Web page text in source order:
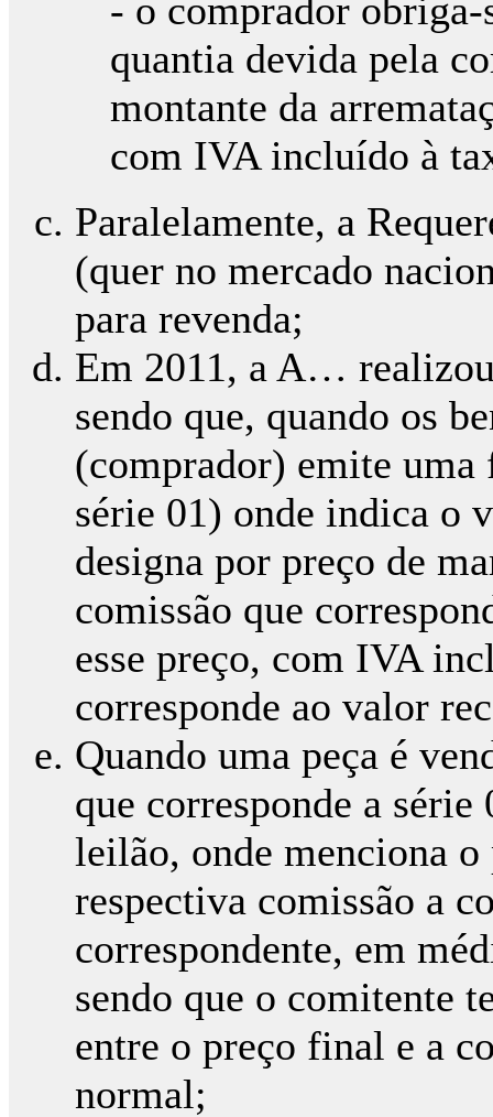
- o comprador
quantia devida pela
montante da
com IVA incluído à
Paralelamente, a
(quer no mercado
para revenda;
Em 2011, a A…
sendo que, quando os
(comprador) emite uma
série 01) onde indica o
designa por preço de
comissão que
esse preço, com IVA
corresponde ao valor
Quando uma peça é
que corresponde a
leilão, onde menciona o
respectiva comissão a
correspondente, em
sendo que o comitente
entre o preço final e a
normal;